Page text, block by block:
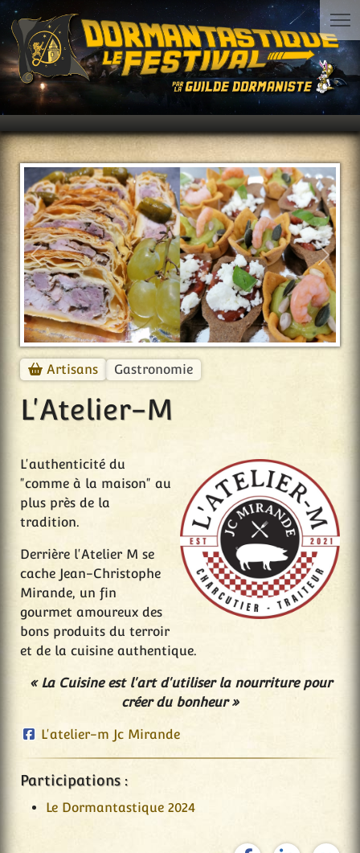
Précédent
Artisans Gastronomie
L'Atelier-M
L'authenticité du
"comme à la maison" au
plus près de la
tradition.
Derrière l'Atelier M se
cache Jean-Christophe
Mirande, un fin
gourmet amoureux des
bons produits du terroir
et de la cuisine authentique.
« La Cuisine est l'art d'utiliser la nourriture pour
créer du bonheur »
L'atelier-m Jc Mirande
Participations :
Le Dormantastique 2024